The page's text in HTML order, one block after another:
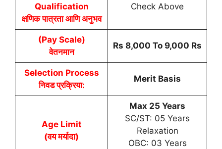
Qualification
क्षणिक पात्रता आणि अनुभव
Check Above
(Pay Scale)
वेतनमान
Rs 8,000 To 9,000 Rs
Selection Process
निवड प्रक्रिया:
Merit Basis
Age Limit
(वय मर्यादा)
Max 25 Years
SC/ST: 05 Years
Relaxation
OBC: 03 Years